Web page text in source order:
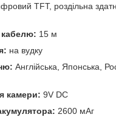
TFT, роздільна
15 м
на вудку
Англійська, Японська,
камери: 9V DC
2600 мАг